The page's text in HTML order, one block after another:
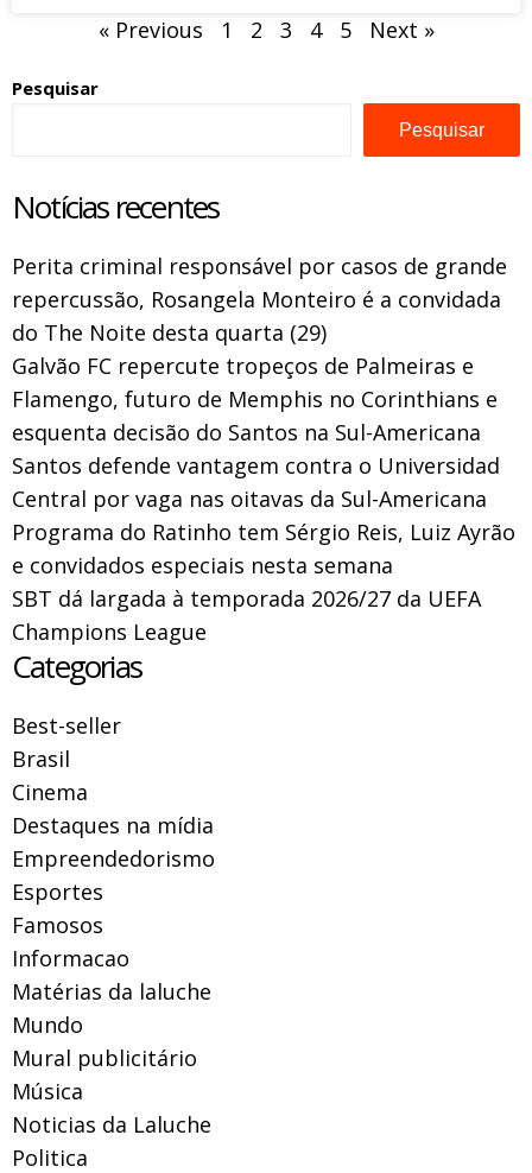
« Previous 1 2 3 4 5 Next »
Pesquisar
Pesquisar
Notícias recentes
Perita criminal responsável por casos de grande
repercussão, Rosangela Monteiro é a convidada
do The Noite desta quarta (29)
Galvão FC repercute tropeços de Palmeiras e
Flamengo, futuro de Memphis no Corinthians e
esquenta decisão do Santos na Sul-Americana
Santos defende vantagem contra o Universidad
Central por vaga nas oitavas da Sul-Americana
Programa do Ratinho tem Sérgio Reis, Luiz Ayrão
e convidados especiais nesta semana
SBT dá largada à temporada 2026/27 da UEFA
Champions League
Categorias
Best-seller
Brasil
Cinema
Destaques na mídia
Empreendedorismo
Esportes
Famosos
Informacao
Matérias da laluche
Mundo
Mural publicitário
Música
Noticias da Laluche
Politica